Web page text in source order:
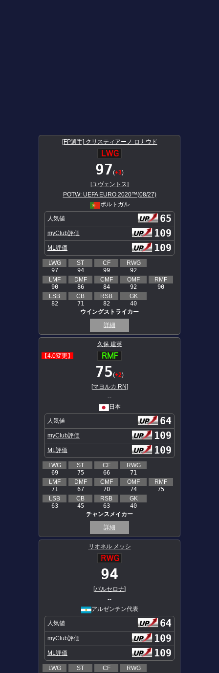
[FP選手] クリスティアーノ ロナウド
97(+3)
[ユヴェントス]
POTW: UEFA EURO 2020™(08/27)
ポルトガル
人気値 65
myClub評価 109
ML評価 109
LWG
97
ST
94
CF
99
RWG
92
LMF
90
DMF
86
CMF
84
OMF
92
RMF
90
LSB
82
CB
71
RSB
82
GK
40
ウイングストライカー
詳細
久保 建英
【4.0変更】
75(+2)
[マヨルカ RN]
--
日本
人気値 64
myClub評価 109
ML評価 109
LWG
69
ST
75
CF
66
RWG
71
LMF
71
DMF
67
CMF
70
OMF
74
RMF
75
LSB
63
CB
45
RSB
63
GK
40
チャンスメイカー
詳細
リオネル メッシ
94
[バルセロナ]
--
アルゼンチン代表
人気値 64
myClub評価 109
ML評価 109
LWG
ST
CF
RWG